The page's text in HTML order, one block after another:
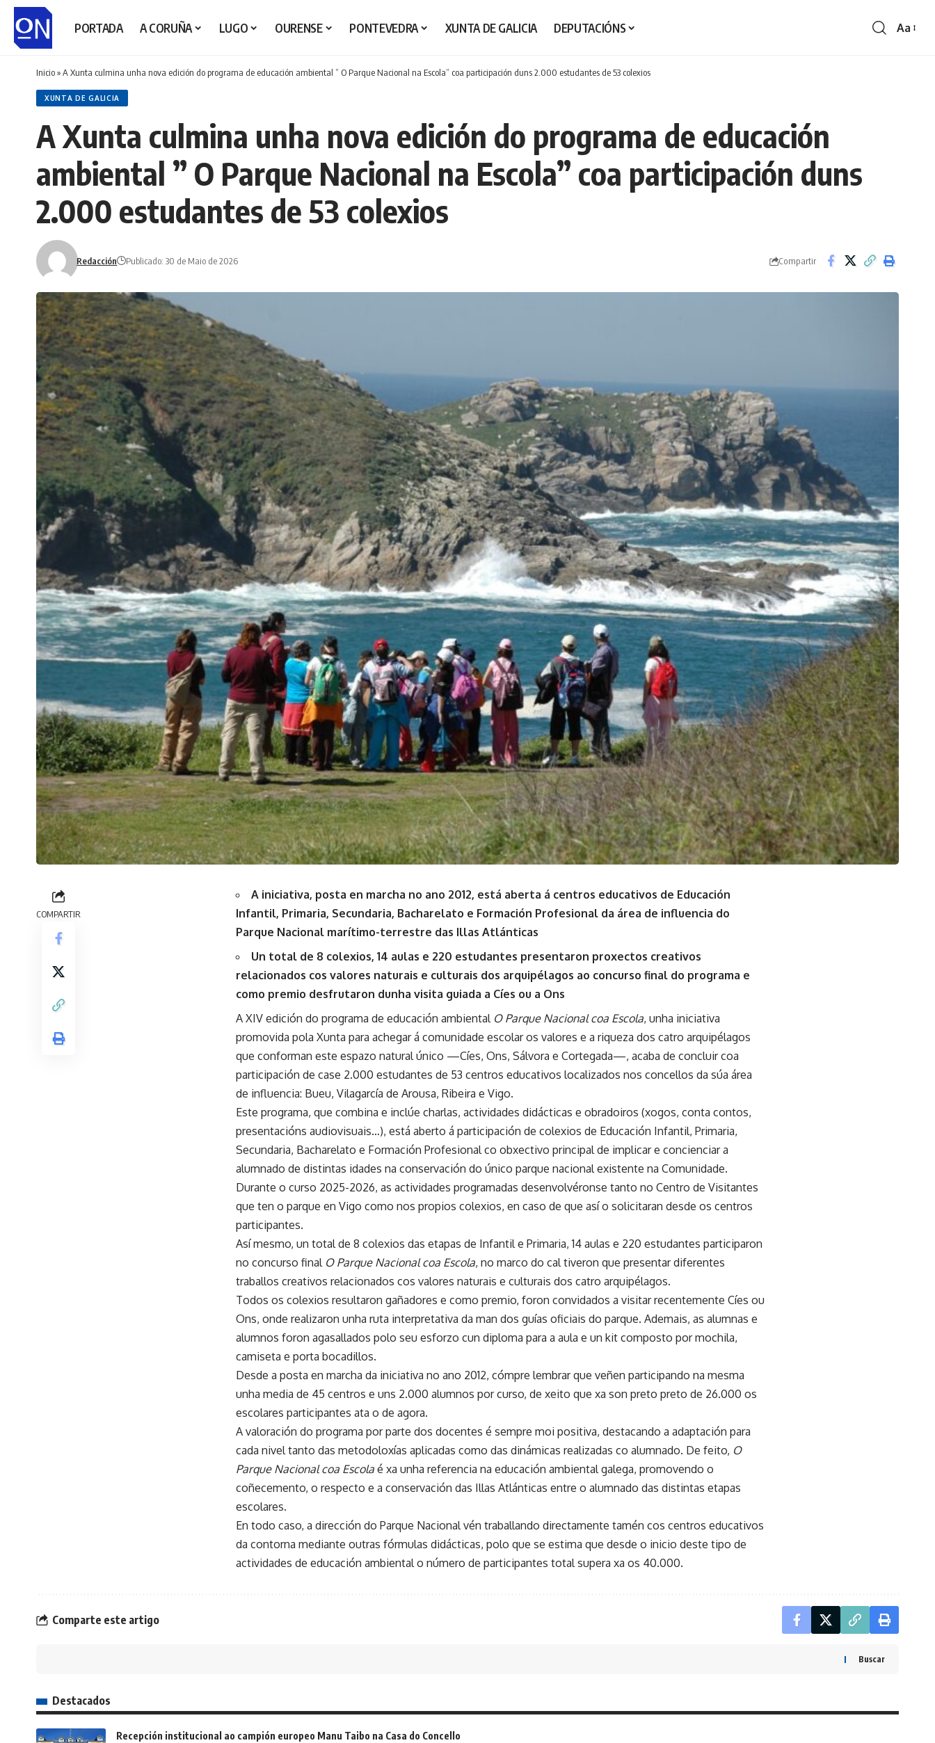
PORTADA A CORUÑA LUGO OURENSE PONTEVEDRA XUNTA DE GALICIA DEPUTACIÓNS Aa
Inicio»A Xunta culmina unha nova edición do programa de educación ambiental ” O Parque Nacional na Escola” coa participación duns 2.000 estudantes de 53 colexios
XUNTA DE GALICIA
A Xunta culmina unha nova edición do programa de educación
ambiental ” O Parque Nacional na Escola” coa participación duns
2.000 estudantes de 53 colexios
Redacción Publicado: 30 de Maio de 2026 Compartir
COMPARTIR
A iniciativa, posta en marcha no ano 2012, está aberta á centros educativos de Educación
Infantil, Primaria, Secundaria, Bacharelato e Formación Profesional da área de influencia do
Parque Nacional marítimo-terrestre das Illas Atlánticas
Un total de 8 colexios, 14 aulas e 220 estudantes presentaron proxectos creativos
relacionados cos valores naturais e culturais dos arquipélagos ao concurso final do programa e
como premio desfrutaron dunha visita guiada a Cíes ou a Ons
A XIV edición do programa de educación ambiental O Parque Nacional coa Escola, unha iniciativa
promovida pola Xunta para achegar á comunidade escolar os valores e a riqueza dos catro arquipélagos
que conforman este espazo natural único —Cíes, Ons, Sálvora e Cortegada—, acaba de concluir coa
participación de case 2.000 estudantes de 53 centros educativos localizados nos concellos da súa área
de influencia: Bueu, Vilagarcía de Arousa, Ribeira e Vigo.
Este programa, que combina e inclúe charlas, actividades didácticas e obradoiros (xogos, conta contos,
presentacións audiovisuais…), está aberto á participación de colexios de Educación Infantil, Primaria,
Secundaria, Bacharelato e Formación Profesional co obxectivo principal de implicar e concienciar a
alumnado de distintas idades na conservación do único parque nacional existente na Comunidade.
Durante o curso 2025-2026, as actividades programadas desenvolvéronse tanto no Centro de Visitantes
que ten o parque en Vigo como nos propios colexios, en caso de que así o solicitaran desde os centros
participantes.
Así mesmo, un total de 8 colexios das etapas de Infantil e Primaria, 14 aulas e 220 estudantes participaron
no concurso final O Parque Nacional coa Escola, no marco do cal tiveron que presentar diferentes
traballos creativos relacionados cos valores naturais e culturais dos catro arquipélagos.
Todos os colexios resultaron gañadores e como premio, foron convidados a visitar recentemente Cíes ou
Ons, onde realizaron unha ruta interpretativa da man dos guías oficiais do parque. Ademais, as alumnas e
alumnos foron agasallados polo seu esforzo cun diploma para a aula e un kit composto por mochila,
camiseta e porta bocadillos.
Desde a posta en marcha da iniciativa no ano 2012, cómpre lembrar que veñen participando na mesma
unha media de 45 centros e uns 2.000 alumnos por curso, de xeito que xa son preto preto de 26.000 os
escolares participantes ata o de agora.
A valoración do programa por parte dos docentes é sempre moi positiva, destacando a adaptación para
cada nivel tanto das metodoloxías aplicadas como das dinámicas realizadas co alumnado. De feito, O
Parque Nacional coa Escola é xa unha referencia na educación ambiental galega, promovendo o
coñecemento, o respecto e a conservación das Illas Atlánticas entre o alumnado das distintas etapas
escolares.
En todo caso, a dirección do Parque Nacional vén traballando directamente tamén cos centros educativos
da contorna mediante outras fórmulas didácticas, polo que se estima que desde o inicio deste tipo de
actividades de educación ambiental o número de participantes total supera xa os 40.000.
Comparte este artigo
Buscar
Destacados
Recepción institucional ao campión europeo Manu Taibo na Casa do Concello